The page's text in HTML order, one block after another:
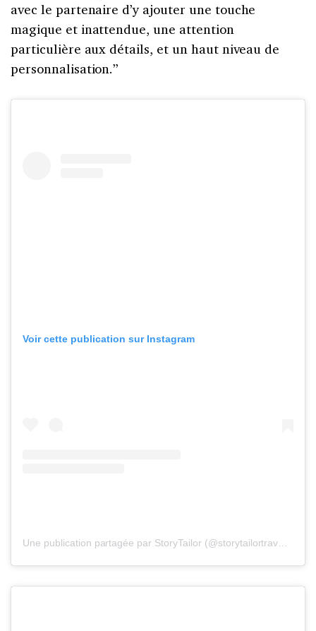
avec le partenaire d’y ajouter une touche
magique et inattendue, une attention
particulière aux détails, et un haut niveau de
personnalisation.”
Voir cette publication sur Instagram